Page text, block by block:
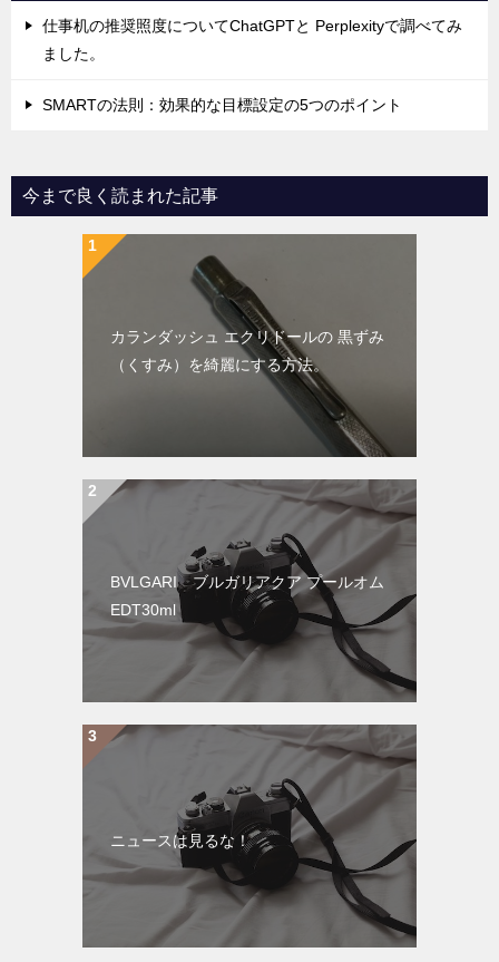
仕事机の推奨照度についてChatGPTと Perplexityで調べてみ
ました。
SMARTの法則：効果的な目標設定の5つのポイント
今まで良く読まれた記事
カランダッシュ エクリドールの 黒ずみ
（くすみ）を綺麗にする方法。
BVLGARI ブルガリアクア プールオム
EDT30ml
ニュースは見るな！